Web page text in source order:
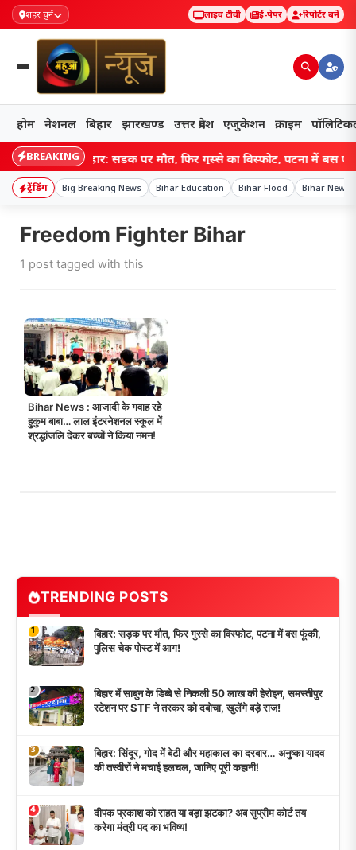
शहर चुनें लाइव टीवी ई-पेपर रिपोर्टर बनें
होम नेशनल बिहार झारखण्ड उत्तर प्रदेश एजुकेशन क्राइम
BREAKINGबिहार: सड़क पर मौत, फिर गुस्से का विस्फोट, पटना में बस
ट्रेंडिंग Big Breaking News Bihar Education Bihar Flood Bihar News
Freedom Fighter Bihar
1 post tagged with this
Bihar News : आजादी के गवाह रहे
हुकुम बाबा… लाल इंटरनेशनल स्कूल में
श्रद्धांजलि देकर बच्चों ने किया नमन!
TRENDING POSTS
1
बिहार: सड़क पर मौत, फिर गुस्से का विस्फोट, पटना में बस फूंकी,
पुलिस चेक पोस्ट में आग!
2
बिहार में साबुन के डिब्बे से निकली 50 लाख की हेरोइन, समस्तीपुर
स्टेशन पर STF ने तस्कर को दबोचा, खुलेंगे बड़े राज!
3
बिहार: सिंदूर, गोद में बेटी और महाकाल का दरबार… अनुष्का यादव
की तस्वीरों ने मचाई हलचल, जानिए पूरी कहानी!
4
दीपक प्रकाश को राहत या बड़ा झटका? अब सुप्रीम कोर्ट तय
करेगा मंत्री पद का भविष्य!